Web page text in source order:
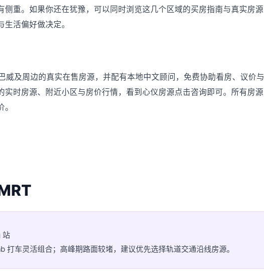
侧重。如果你还在犹豫，可以同时浏览这几个区域的买房指南与真实房源
活偏好做决定。
威及周边的真实在售房源，并配有本地中文顾问，免费协助看房、议价与
实时房源、附近小区与房价行情，看到心仪房源点击咨询即可。所有房源
站
打车灵活组合；高峰期路面较堵，建议优先选择轨道交通沿线房源。